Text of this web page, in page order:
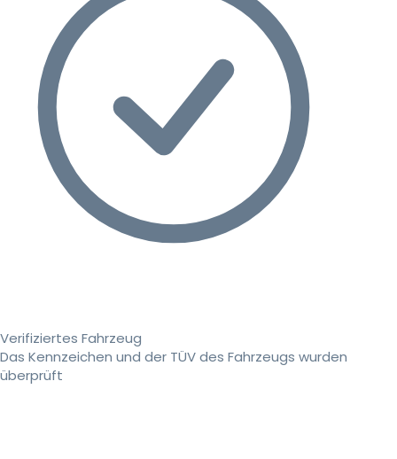
Verifiziertes Fahrzeug
Das Kennzeichen und der TÜV des Fahrzeugs wurden
überprüft